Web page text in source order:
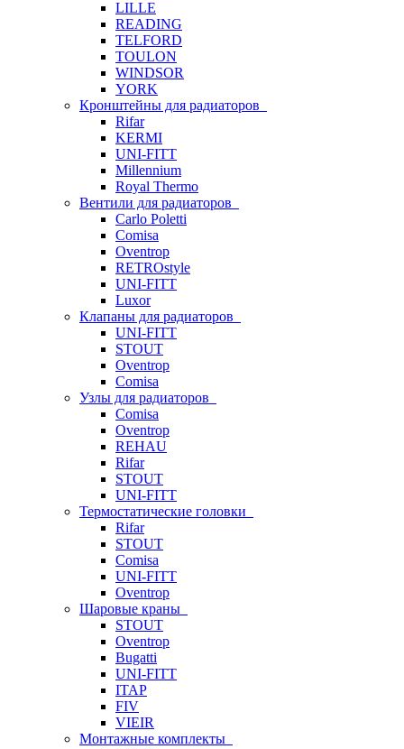
LILLE
READING
TELFORD
TOULON
WINDSOR
YORK
Кронштейны для радиаторов
Rifar
KERMI
UNI-FITT
Millennium
Royal Thermo
Вентили для радиаторов
Carlo Poletti
Comisa
Oventrop
RETROstyle
UNI-FITT
Luxor
Клапаны для радиаторов
UNI-FITT
STOUT
Oventrop
Comisa
Узлы для радиаторов
Comisa
Oventrop
REHAU
Rifar
STOUT
UNI-FITT
Термостатические головки
Rifar
STOUT
Comisa
UNI-FITT
Oventrop
Шаровые краны
STOUT
Oventrop
Bugatti
UNI-FITT
ITAP
FIV
VIEIR
Монтажные комплекты